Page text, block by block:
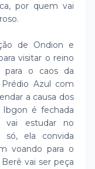
por quem vai
de Ondion e
visitar o reino
para o caos da
Azul com
a causa dos
é fechada
vai estudar no
só, ela convida
voando para o
vai ser peça